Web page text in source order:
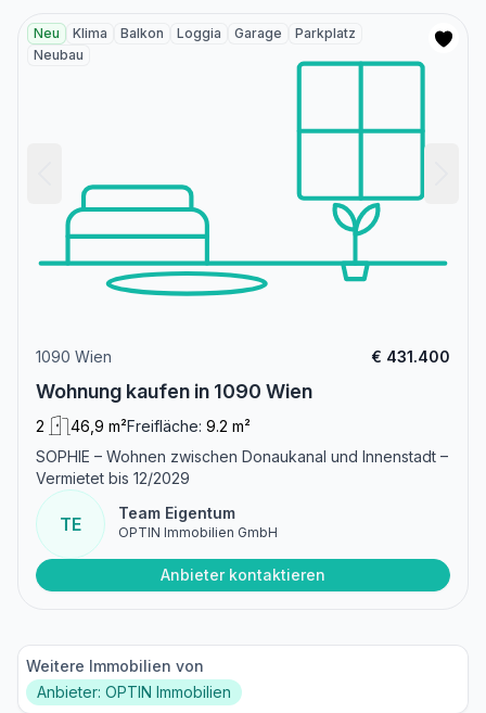
Neu Klima Balkon Loggia Garage
Parkplatz
Neubau
1090 Wien € 431.400
Wohnung kaufen in 1090 Wien
2 46,9 m²Freifläche: 9.2 m²
SOPHIE – Wohnen zwischen Donaukanal und Innenstadt –
Vermietet bis 12/2029
TE
Team Eigentum
OPTIN Immobilien GmbH
Anbieter kontaktieren
Weitere Immobilien von
Anbieter: OPTIN Immobilien